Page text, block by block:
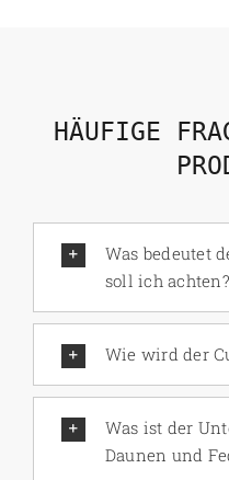
HÄUFIGE
Was bedeutet
soll ich achten?
Wie wird der
Was ist der
Daunen und